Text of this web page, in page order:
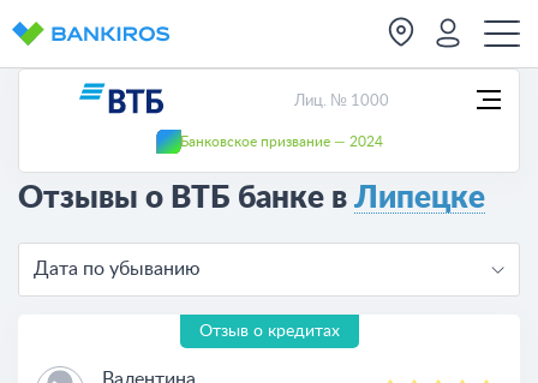
Лиц. № 1000
Банковское призвание — 2024
Отзывы о ВТБ банке в Липецке
Дата по убыванию
Отзыв о кредитах